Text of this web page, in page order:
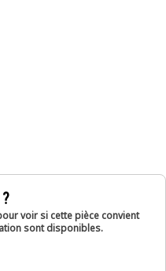
voir si cette pièce convient
sont disponibles.